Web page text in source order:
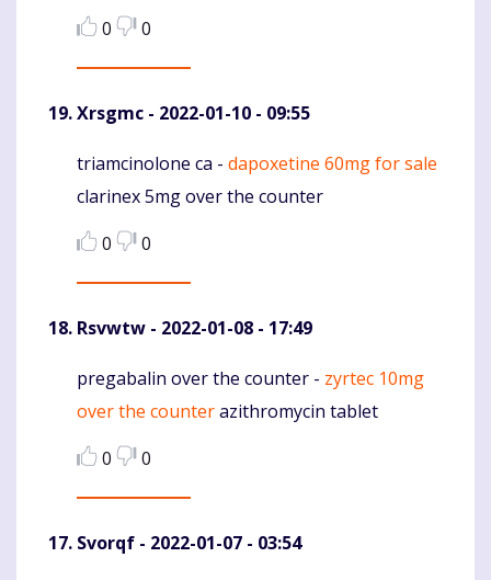
0
0
Xrsgmc - 2022-01-10 - 09:55
Komentaras
triamcinolone ca - dapoxetine 60mg for sale
clarinex 5mg over the counter
0
0
Rsvwtw - 2022-01-08 - 17:49
Komentaras
pregabalin over the counter - zyrtec 10mg
over the counterazithromycin tablet
0
0
Svorqf - 2022-01-07 - 03:54